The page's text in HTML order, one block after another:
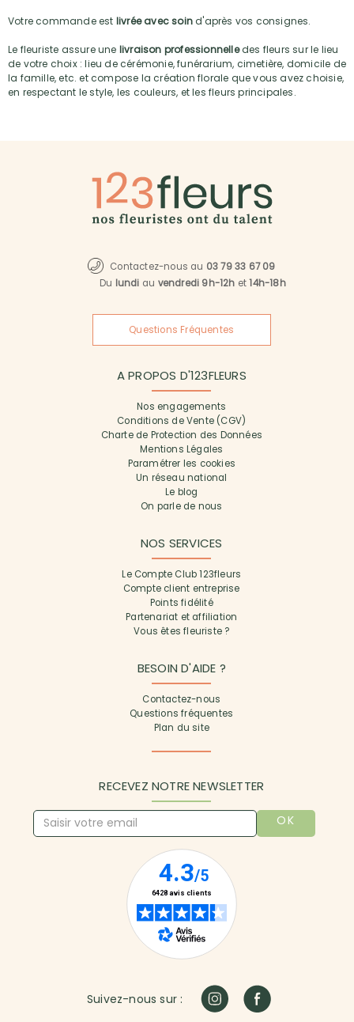
Votre commande est livrée avec soind'après vos consignes.
Le fleuriste assure une livraison professionnelledes fleurs sur le lieu
de votre choix : lieu de cérémonie, funérarium, cimetière, domicile de
la famille, etc. et compose la création florale que vous avez choisie,
en respectant le style, les couleurs, et les fleurs principales.
Contactez-nous au 03 79 33 67 09
Du lundi au vendredi 9h-12h et14h-18h
Questions Fréquentes
A PROPOS D'123FLEURS
Nos engagements
Conditions de Vente (CGV)
Charte de Protection des Données
Mentions Légales
Paramétrer les cookies
Un réseau national
Le blog
On parle de nous
NOS SERVICES
Le Compte Club 123fleurs
Compte client entreprise
Points fidélité
Partenariat et affiliation
Vous êtes fleuriste ?
BESOIN D'AIDE ?
Contactez-nous
Questions fréquentes
Plan du site
RECEVEZ NOTRE NEWSLETTER
OK
Suivez-nous sur :